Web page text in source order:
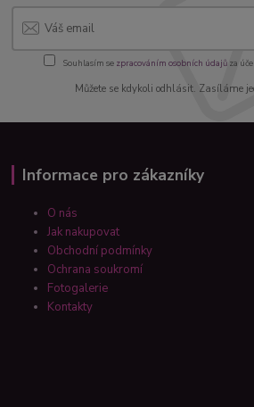
Souhlasím se zpracováním osobních údajůza
Můžete se kdykoli odhlásit. Zasíláme
Informace pro zákazníky
O nás
Jak nakupovat
Obchodní podmínky
Ochrana soukromí
Fotogalerie
Kontakty